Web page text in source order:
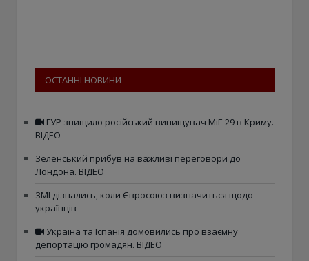
ОСТАННІ НОВИНИ
ГУР знищило російський винищувач МіГ-29 в Криму.
ВІДЕО
Зеленський прибув на важливі переговори до
Лондона. ВІДЕО
ЗМІ дізнались, коли Євросоюз визначиться щодо
українців
Україна та Іспанія домовились про взаємну
депортацію громадян. ВІДЕО